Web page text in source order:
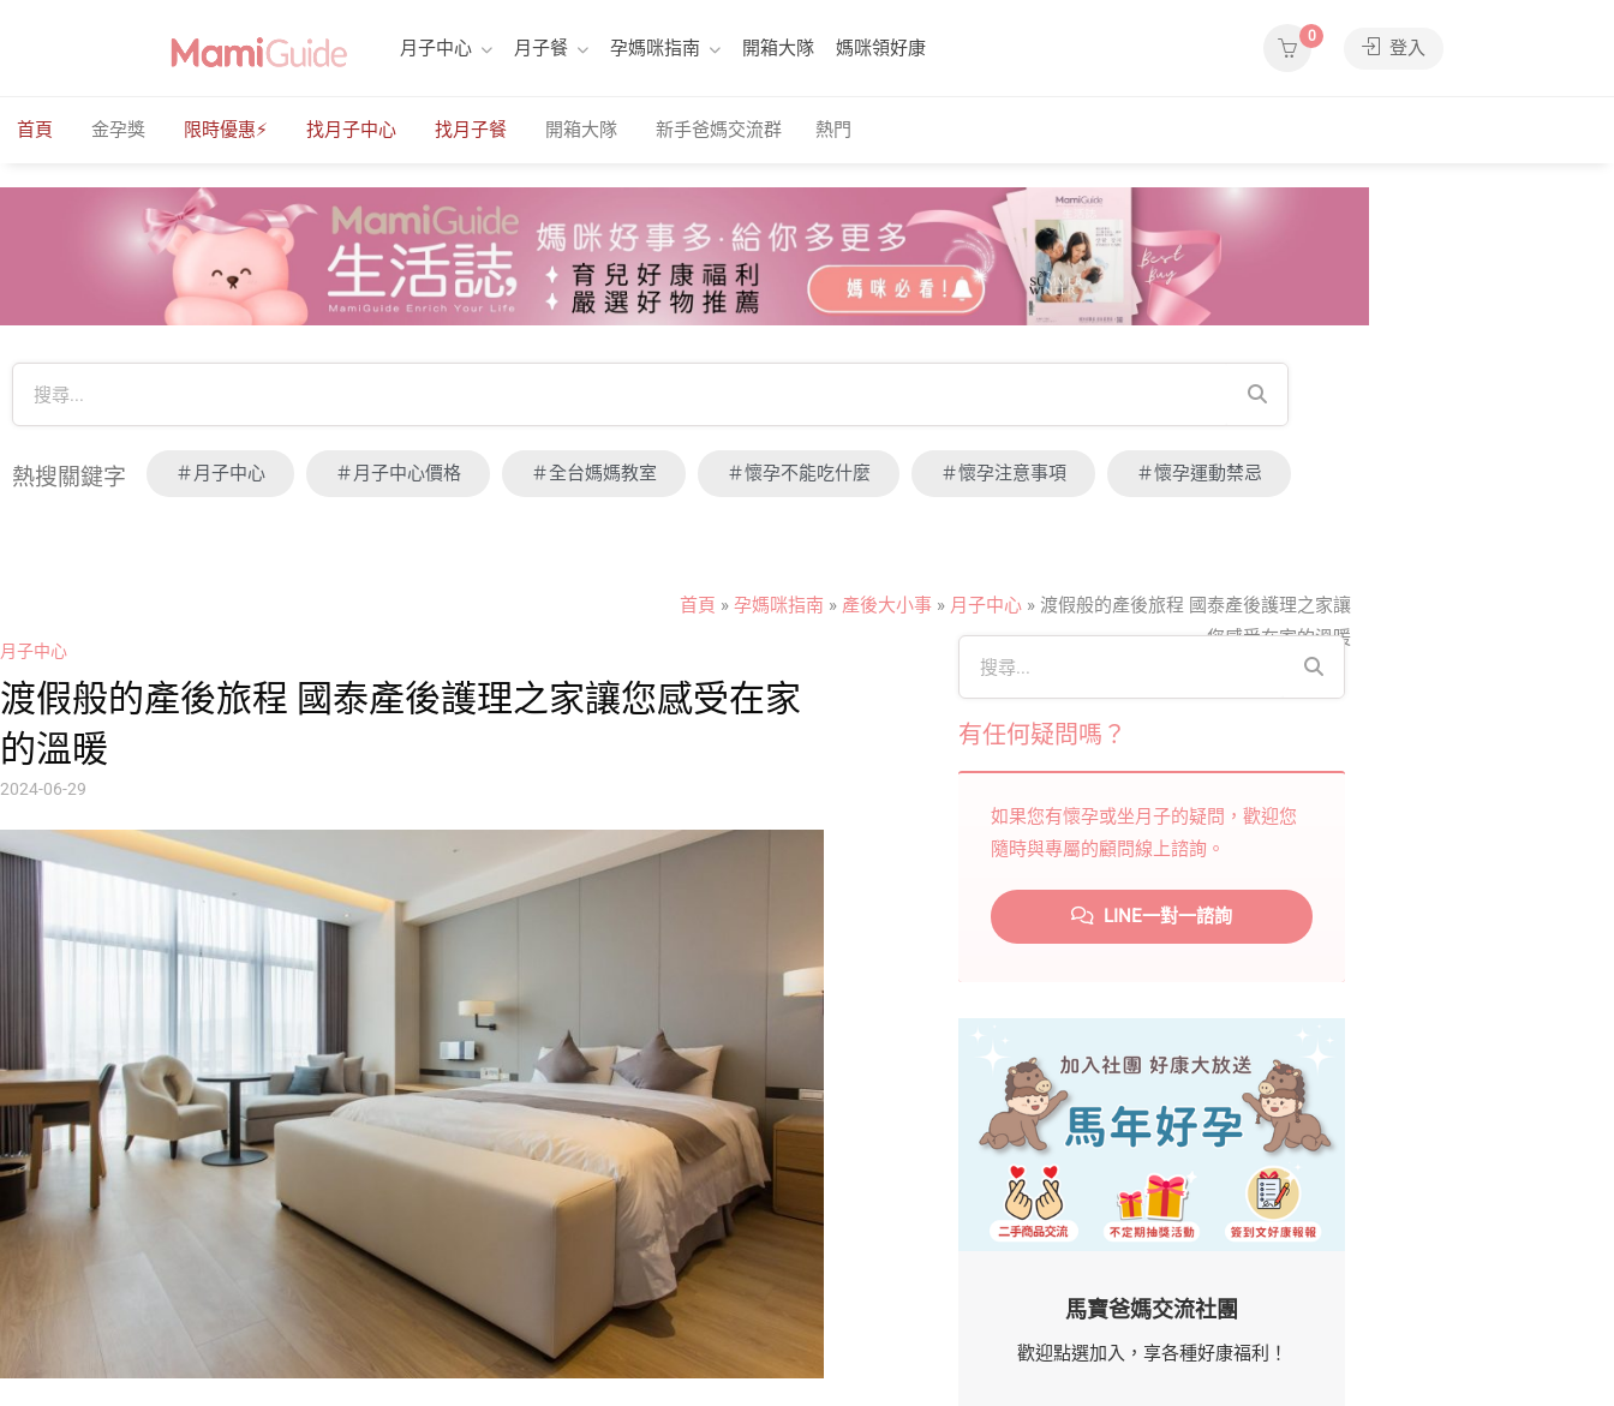
月子中心 月子餐 孕媽咪指南 開箱大隊 媽咪領好康
0
登入
首頁 金孕獎 限時優惠⚡️ 找月子中心 找月子餐 開箱大隊 新手爸媽交流群 熱門
熱搜關鍵字 ＃月子中心 ＃月子中心價格 ＃全台媽媽教室 ＃懷孕不能吃什麼 ＃懷孕注意事項 ＃懷孕運動禁忌
首頁 » 孕媽咪指南 » 產後大小事 » 月子中心 » 渡假般的產後旅程 國泰產後護理之家讓
您感受在家的溫暖
月子中心
渡假般的產後旅程 國泰產後護理之家讓您感受在家
的溫暖
2024-06-29
有任何疑問嗎？
如果您有懷孕或坐月子的疑問，歡迎您
隨時與專屬的顧問線上諮詢。
LINE一對一諮詢
馬寶爸媽交流社團
歡迎點選加入，享各種好康福利！